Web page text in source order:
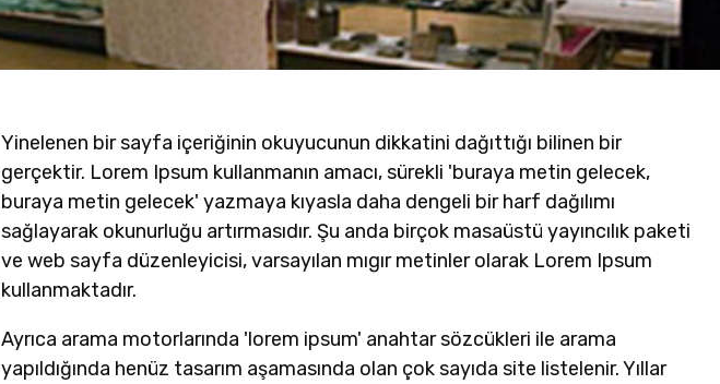
Yinelenen bir sayfa içeriğinin okuyucunun dikkatini dağıttığı bilinen bir
gerçektir. Lorem Ipsum kullanmanın amacı, sürekli 'buraya metin gelecek,
buraya metin gelecek' yazmaya kıyasla daha dengeli bir harf dağılımı
sağlayarak okunurluğu artırmasıdır. Şu anda birçok masaüstü yayıncılık paketi
ve web sayfa düzenleyicisi, varsayılan mıgır metinler olarak Lorem Ipsum
kullanmaktadır.
Ayrıca arama motorlarında 'lorem ipsum' anahtar sözcükleri ile arama
yapıldığında henüz tasarım aşamasında olan çok sayıda site listelenir. Yıllar